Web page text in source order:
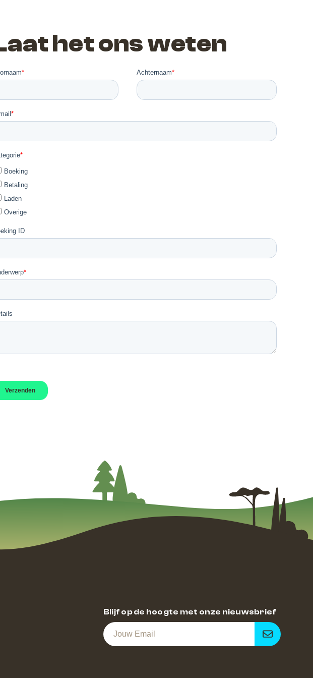
het ons weten
Blijf op de hoogte met onze nieuwsbrief